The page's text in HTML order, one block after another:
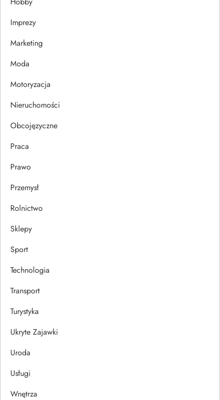
a
w
p
i
s
u
Imprezy
Marketing
Moda
Motoryzacja
Nieruchomości
Obcojęzyczne
Praca
Prawo
Przemysł
Rolnictwo
Sklepy
Sport
Technologia
Transport
Turystyka
Ukryte Zajawki
Uroda
Usługi
Wnętrza